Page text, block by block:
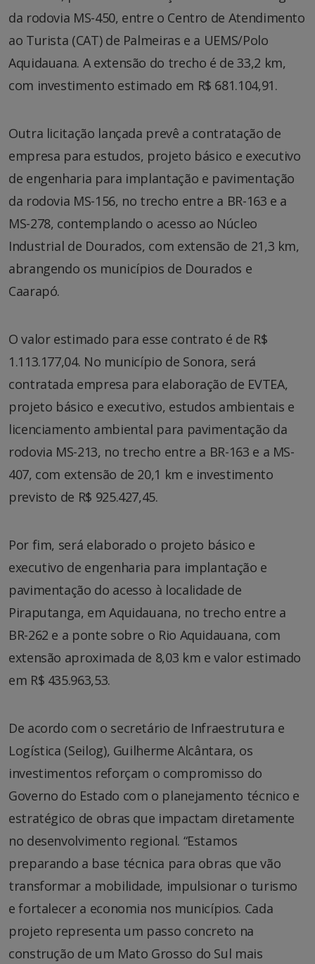
da rodovia MS-450, entre o Centro de Atendimento
ao Turista (CAT) de Palmeiras e a UEMS/Polo
Aquidauana. A extensão do trecho é de 33,2 km,
com investimento estimado em R$ 681.104,91.
Outra licitação lançada prevê a contratação de
empresa para estudos, projeto básico e executivo
de engenharia para implantação e pavimentação
da rodovia MS-156, no trecho entre a BR-163 e a
MS-278, contemplando o acesso ao Núcleo
Industrial de Dourados, com extensão de 21,3 km,
abrangendo os municípios de Dourados e
Caarapó.
O valor estimado para esse contrato é de R$
1.113.177,04. No município de Sonora, será
contratada empresa para elaboração de EVTEA,
projeto básico e executivo, estudos ambientais e
licenciamento ambiental para pavimentação da
rodovia MS-213, no trecho entre a BR-163 e a MS-
407, com extensão de 20,1 km e investimento
previsto de R$ 925.427,45.
Por fim, será elaborado o projeto básico e
executivo de engenharia para implantação e
pavimentação do acesso à localidade de
Piraputanga, em Aquidauana, no trecho entre a
BR-262 e a ponte sobre o Rio Aquidauana, com
extensão aproximada de 8,03 km e valor estimado
em R$ 435.963,53.
De acordo com o secretário de Infraestrutura e
Logística (Seilog), Guilherme Alcântara, os
investimentos reforçam o compromisso do
Governo do Estado com o planejamento técnico e
estratégico de obras que impactam diretamente
no desenvolvimento regional. “Estamos
preparando a base técnica para obras que vão
transformar a mobilidade, impulsionar o turismo
e fortalecer a economia nos municípios. Cada
projeto representa um passo concreto na
construção de um Mato Grosso do Sul mais